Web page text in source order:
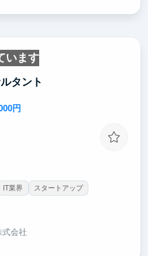
います
タント
円
IT業界
スタートアップ
式会社